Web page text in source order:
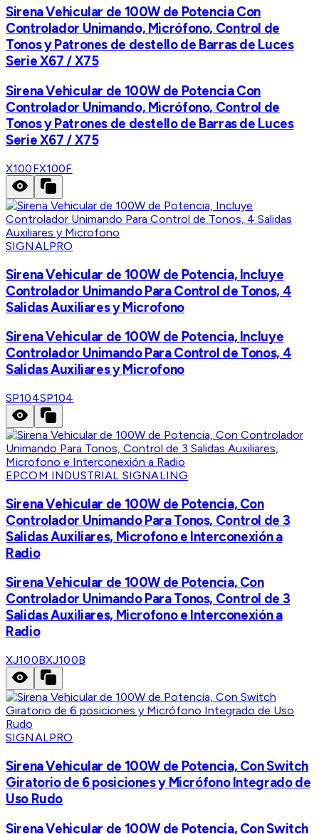
Sirena Vehicular de 100W de Potencia Con
Controlador Unimando, Micrófono, Control de
Tonos y Patrones de destello de Barras de Luces
Serie X67 / X75
Sirena Vehicular de 100W de Potencia Con
Controlador Unimando, Micrófono, Control de
Tonos y Patrones de destello de Barras de Luces
Serie X67 / X75
X100FX100F
SIGNALPRO
Sirena Vehicular de 100W de Potencia, Incluye
Controlador Unimando Para Control de Tonos, 4
Salidas Auxiliares y Microfono
Sirena Vehicular de 100W de Potencia, Incluye
Controlador Unimando Para Control de Tonos, 4
Salidas Auxiliares y Microfono
SP104SP104
EPCOM INDUSTRIAL SIGNALING
Sirena Vehicular de 100W de Potencia, Con
Controlador Unimando Para Tonos, Control de 3
Salidas Auxiliares, Microfono e Interconexión a
Radio
Sirena Vehicular de 100W de Potencia, Con
Controlador Unimando Para Tonos, Control de 3
Salidas Auxiliares, Microfono e Interconexión a
Radio
XJ100BXJ100B
SIGNALPRO
Sirena Vehicular de 100W de Potencia, Con Switch
Giratorio de 6 posiciones y Micrófono Integrado de
Uso Rudo
Sirena Vehicular de 100W de Potencia, Con Switch